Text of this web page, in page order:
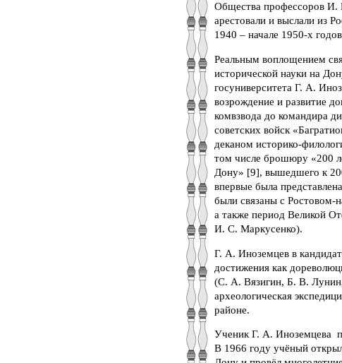
Общества профессоров И.
арестовали и выслали из
1940 – начале 1950-х
Реальным воплощением
исторической науки на
госуниверситета Г. А.
возрождение и развитие
комвзвода до командира
советских войск
деканом историко-
том числе брошюру «200
Дону» [9], вышедшего к
впервые была
были связаны с
а также период Великой
И. С. Маркусенко).
Г. А. Иноземцев в
достижения как
(С. А. Вязигин, Б. В.
археологическая
районе.
Ученик Г. А. Иноземцева
В 1966 году учёный